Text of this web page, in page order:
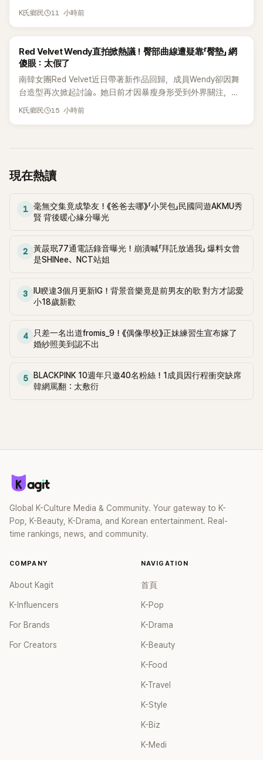
Hop風格聞名，出道後迅速累積大批海內外粉絲，近年也陸續
K氏鄉民 11 小時前
K-POP
Red Velvet Wendy直拍掀熱議！臀部曲線遭疑靠「臀墊」 網
傻眼：太假了
南韓女團Red Velvet近日帶著新作品回歸，成員Wendy卻因舞
台造型再次掀起討論。她日前才因暴瘦身形受到外界關注，又
被質疑在舞台上使用臀墊，如今最新打歌舞台曝光後，再度因
K氏鄉民 15 小時前
現在熱讀
1
毫無交集竟成摯友！《爸爸去哪》「小哭包」民國同遊AKMU秀
賢 背後暖心緣分曝光
2
黃晸珉77通電話錄音曝光！崩潰喊「拜託放過我」 爆料女曾
是SHINee、NCT站姐
3
IU睽違3個月更新IG！背景音樂竟是前男友的歌 對方才認愛
小18歲新歡
4
只差一名出道fromis_9！《偶像學校》正妹練習生宣布嫁了
婚紗照美到認不出
5
BLACKPINK 10週年只邀40名粉絲！1成員因行程衝突缺席
韓網罵翻：太敷衍
Global K-Culture Media & Community. Your gateway to K-
Pop, K-Beauty, K-Drama, and Korean entertainment. Real-
time rankings, news, and community.
COMPANY
About Kagit
K-Influencers
For Brands
For Creators
NAVIGATION
首頁
K-Pop
K-Drama
K-Beauty
K-Food
K-Travel
K-Style
K-Biz
K-Medi